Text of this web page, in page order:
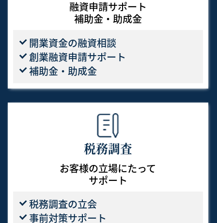
融資申請サポート
補助金・助成金
開業資金の融資相談
創業融資申請サポート
補助金・助成金
税務調査
お客様の立場にたって
サポート
税務調査の立会
事前対策サポート